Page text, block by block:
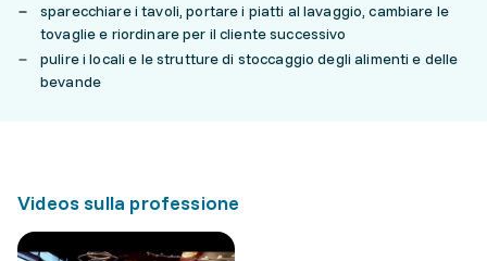
sparecchiare i tavoli, portare i piatti al lavaggio, cambiare le
tovaglie e riordinare per il cliente successivo
pulire i locali e le strutture di stoccaggio degli alimenti e delle
bevande
Videos sulla professione